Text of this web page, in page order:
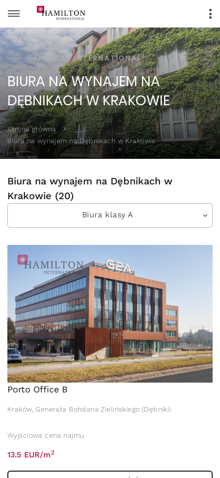
HAMILTON INTERNATIONAL
BIURA NA WYNAJEM NA
DĘBNIKACH W KRAKOWIE
Strona główna
Biura na wynajem na Dębnikach w Krakowie
Biura na wynajem na Dębnikach w
Krakowie (20)
Biura klasy A
Porto Office B
Kraków, Generała Bohdana Zielińskiego (Dębniki)
Wyjściowa cena najmu
13.5 EUR/m2